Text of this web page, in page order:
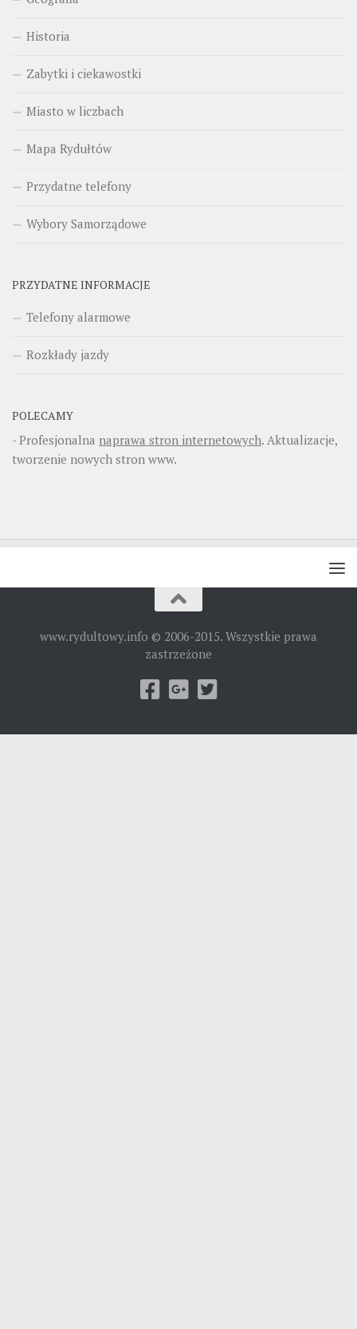
Historia
Zabytki i ciekawostki
Miasto w liczbach
Mapa Rydułtów
Przydatne telefony
Wybory Samorządowe
PRZYDATNE INFORMACJE
Telefony alarmowe
Rozkłady jazdy
POLECAMY
- Profesjonalna naprawa stron internetowych. Aktualizacje,
tworzenie nowych stron www.
www.rydultowy.info © 2006-2015. Wszystkie prawa
zastrzeżone